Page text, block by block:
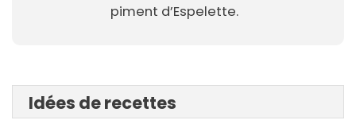
piment d’Espelette.
Idées de recettes